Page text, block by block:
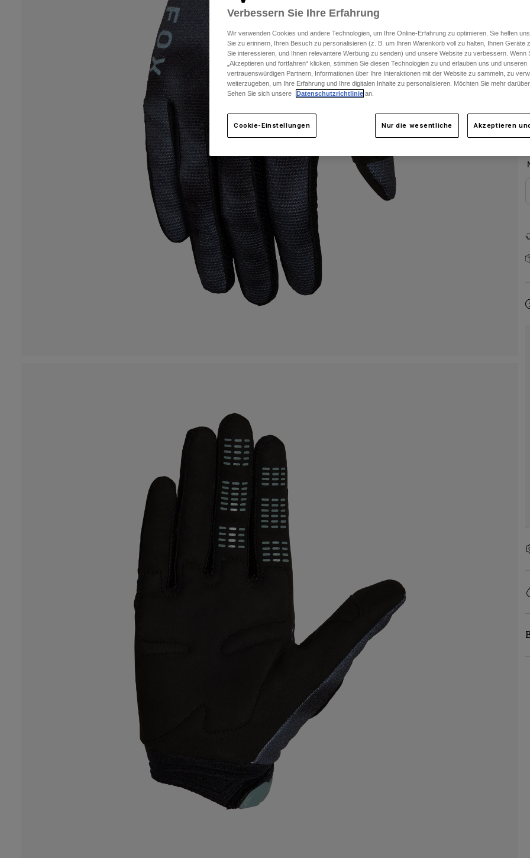
Verbessern Sie Ihre Erfahrung
Wir verwenden Cookies und andere Technologien, um Ihre Online-Erfahrung zu optimieren. Sie helfen
Sie zu erinnern, Ihren Besuch zu personalisieren (z. B. um Ihren Warenkorb voll zu halten, Ihnen Geräte
Sie interessieren, und Ihnen relevantere Werbung zu senden) und unsere Website zu verbessern. Wenn
„Akzeptieren und fortfahren“ klicken, stimmen Sie diesen Technologien zu und erlauben uns und unseren
vertrauenswürdigen Partnern, Informationen über Ihre Interaktionen mit der Website zu sammeln, zu
weiterzugeben, um Ihre Erfahrung und Ihre digitalen Inhalte zu personalisieren. Möchten Sie mehr
Sehen Sie sich unsere
Datenschutzrichtlinie an.
Cookie-Einstellungen Nur die wesentliche Akzeptieren